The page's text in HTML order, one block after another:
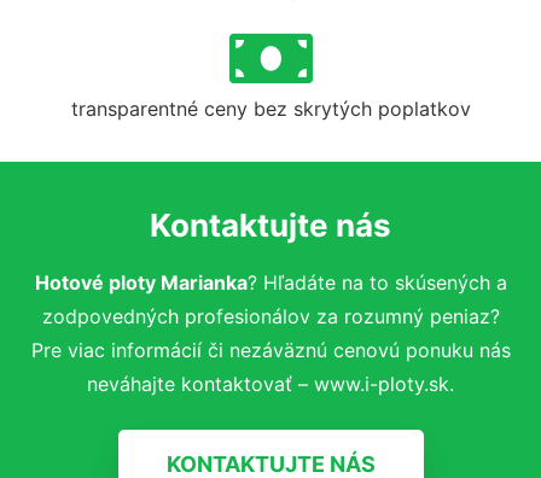
transparentné ceny bez skrytých poplatkov
Kontaktujte nás
Hotové ploty Marianka? Hľadáte na to skúsených a
zodpovedných profesionálov za rozumný peniaz?
Pre viac informácií či nezáväznú cenovú ponuku nás
neváhajte kontaktovať – www.i-ploty.sk.
KONTAKTUJTE NÁS